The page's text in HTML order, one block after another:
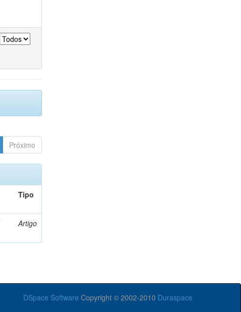
Próximo
Tipo
Artigo
DSpace Software Copyright © 2002-2010 Duraspace